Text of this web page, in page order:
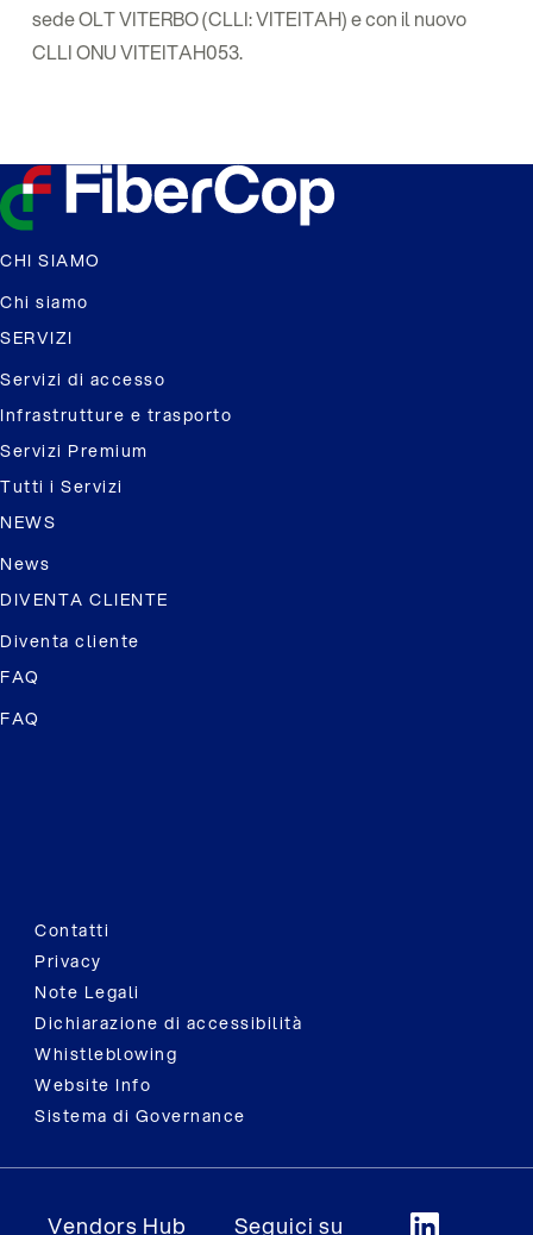
sede OLT VITERBO (CLLI: VITEITAH) e con il nuovo
CLLI ONU VITEITAH053.
CHI SIAMO
Chi siamo
SERVIZI
Servizi di accesso
Infrastrutture e trasporto
Servizi Premium
Tutti i Servizi
NEWS
News
DIVENTA CLIENTE
Diventa cliente
FAQ
FAQ
Contatti
Privacy
Note Legali
Dichiarazione di accessibilità
Whistleblowing
Website Info
Sistema di Governance
Vendors Hub Seguici su